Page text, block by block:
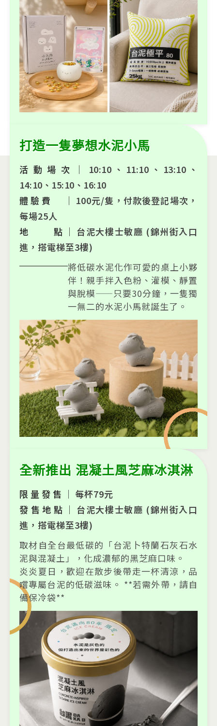
打造一隻夢想水泥小馬
活動場次｜ 10:10、11:10、13:10、
14:10、15:10、16:10
體驗費 ｜ 100元/隻，付款後登記場次，
每場25人
地 點｜ 台泥大樓士敏廳 (錦州街入口
進，搭電梯至3樓)
將低碳水泥化作可愛的桌上小夥
伴！親手拌入色粉、灌模、靜置
與脫模——只要30分鐘，一隻獨
一無二的水泥小馬就誕生了。
全新推出 混凝土風芝麻冰淇淋
限量發售｜ 每杯79元
發售地點｜ 台泥大樓士敏廳 (錦州街入口
進，搭電梯至3樓)
取材自全台最低碳的「台泥卜特蘭石灰石水
泥與混凝土」，化成濃郁的黑芝麻口味。
炎炎夏日，歡迎在散步後帶走一杯清涼，品
嚐專屬台泥的低碳滋味。 **若需外帶，請自
備保冷袋**